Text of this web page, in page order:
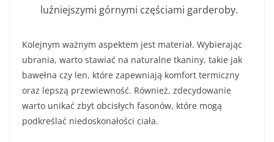
luźniejszymi górnymi częściami garderoby.
Kolejnym ważnym aspektem jest materiał. Wybierając
ubrania, warto stawiać na naturalne tkaniny, takie jak
bawełna czy len, które zapewniają komfort termiczny
oraz lepszą przewiewność. Również, zdecydowanie
warto unikać zbyt obcisłych fasonów, które mogą
podkreślać niedoskonałości ciała.